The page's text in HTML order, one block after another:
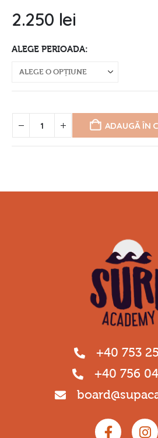
2.250 lei
ALEGE PERIOADA
ADAUGĂ ÎN
+40 753
+40 756